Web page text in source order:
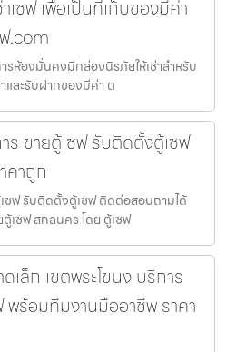
เซฟ เพื่อเป็นที่เก็บของมีค่า
.com
ห้องมั่นคงมีกล่องนิรภัยให้เช่าสำหรับ
และรับฝากของมีค่า ต
ร ขายตู้เซฟ รับติดตั้งตู้เซฟ
คาถูก
ซฟ รับติดตั้งตู้เซฟ ติดต่อสอบถามได้
เซฟ สกลนคร โดย ตู้เซฟ
ล็ก เขตพระโขนง บริการ
พร้อมทีมงานมืออาชีพ ราคา